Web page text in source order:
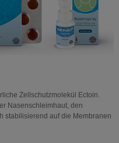
Zellschutzmolekül Ectoin.
Nasenschleimhaut, den
stabilisierend auf die Membranen